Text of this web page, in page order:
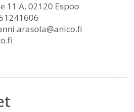
11 A, 02120 Espoo